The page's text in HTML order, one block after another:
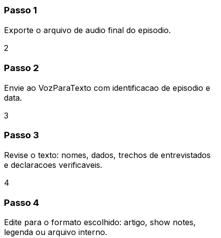
Passo 1
Exporte o arquivo de audio final do episodio.
2
Passo 2
Envie ao VozParaTexto com identificacao de episodio e
data.
3
Passo 3
Revise o texto: nomes, dados, trechos de entrevistados
e declaracoes verificaveis.
4
Passo 4
Edite para o formato escolhido: artigo, show notes,
legenda ou arquivo interno.